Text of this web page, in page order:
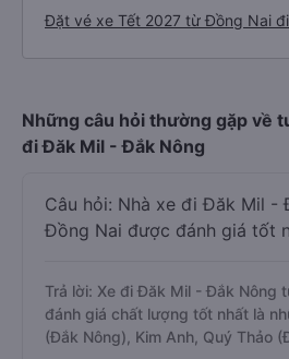
Đặt vé xe Tết 2027 từ Đồng Nai
Những câu hỏi thường gặp về
đi Đăk Mil - Đắk Nông
Câu hỏi: Nhà xe đi Đăk Mil -
Đồng Nai được đánh giá tốt
Trả lời: Xe đi Đăk Mil - Đắk Nông
đánh giá chất lượng tốt nhất là
(Đắk Nông), Kim Anh, Quý Thảo